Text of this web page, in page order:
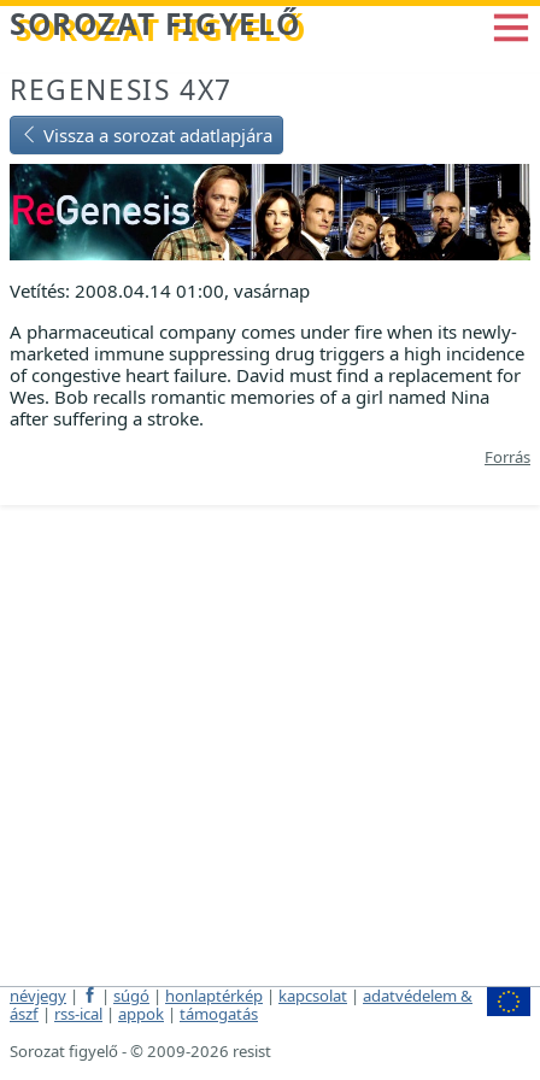
Betöltés...
SOROZAT FIGYELŐ
REGENESIS 4X7
Vissza a sorozat adatlapjára
Vetítés: 2008.04.14 01:00, vasárnap
A pharmaceutical company comes under fire when its newly-
marketed immune suppressing drug triggers a high incidence
of congestive heart failure. David must find a replacement for
Wes. Bob recalls romantic memories of a girl named Nina
after suffering a stroke.
Forrás
névjegy | | súgó | honlaptérkép | kapcsolat | adatvédelem &
ászf | rss-ical | appok | támogatás
Sorozat figyelő - © 2009-2026 resist